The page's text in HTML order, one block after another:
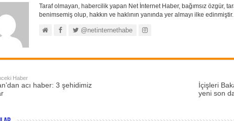
Taraf olmayan, habercilik yapan Net İnternet Haber, bağımsız özgür,
benimsemiş olup, hakkın ve haklının yanında yer almayı ilke edinmiştir.
@netinternethabe
Haber
acı haber: 3 şehidimiz
İçişleri
yeni son